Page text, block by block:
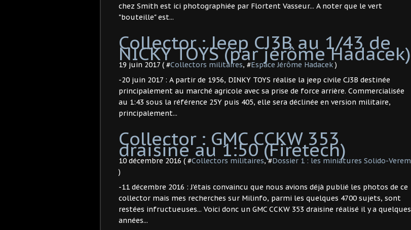
chez Smith est ici photographiée par Flortent Vasseur... A noter que le vert
"bouteille" est...
Collector : Jeep CJ3B au 1/43 de
NICKY TOYS (par jérôme Hadacek)
19 juin 2017 ( #Collectors militaires, #Espace Jérôme Hadacek)
-20 juin 2017 : A partir de 1956, DINKY TOYS réalise la jeep civile CJ3B destinée
principalement au marché agricole avec sa prise de force arrière. Commercialisée
au 1:43 sous la référence 25Y puis 405, elle sera déclinée en version militaire,
principalement...
Collector : GMC CCKW 353
draisine au 1:50 (Firetech)
10 décembre 2016 ( #Collectors militaires, #Dossier 1 : les miniatures Solido-Verem
)
-11 décembre 2016 : J'étais convaincu que nous avions déjà publié les photos de ce
collector mais mes recherches sur Milinfo, parmi les quelques 4700 sujets, sont
restées infructueuses... Voici donc un GMC CCKW 353 draisine réalisé il y a quelques
années...